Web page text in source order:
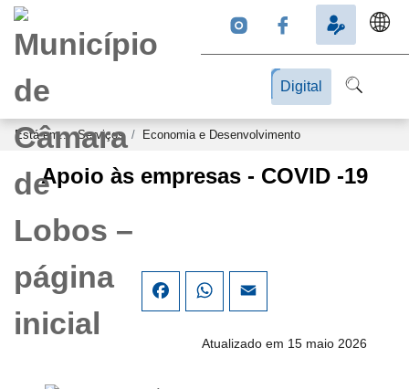
Digital
Está em...Serviços Economia e Desenvolvimento
FacebookWhatsApp
Apoio às empresas - COVID -19
Atualizado em 15 maio 2026